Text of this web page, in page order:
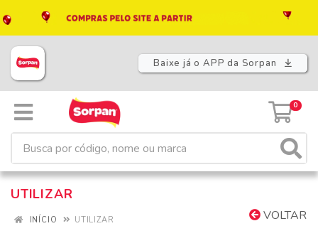
Baixe já o APP da Sorpan
0
UTILIZAR
VOLTAR
INÍCIO UTILIZAR